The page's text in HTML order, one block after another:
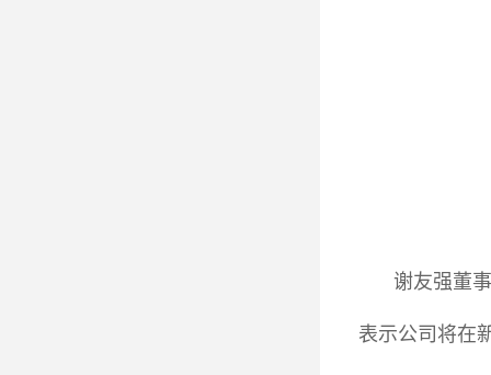
谢友强董
表示公司将在